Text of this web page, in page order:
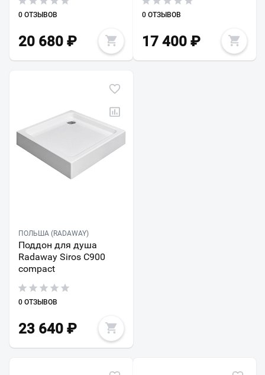
0 ОТЗЫВОВ
20 680 ₽
0 ОТЗЫВОВ
17 400₽
ПОЛЬША (RADAWAY)
Поддон для душа
Radaway Siros С900
compact
0 ОТЗЫВОВ
23 640 ₽